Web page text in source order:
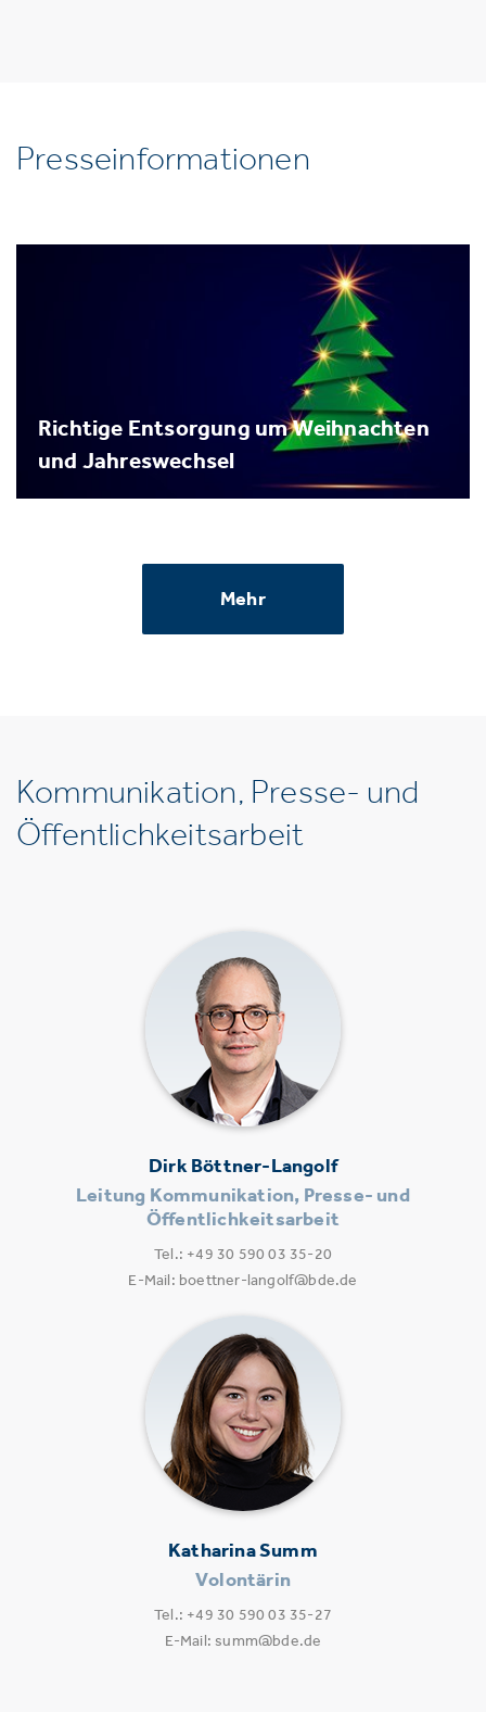
Presseinformationen
Richtige Entsorgung um Weihnachten
und Jahreswechsel
Mehr
Kommunikation, Presse- und
Öffentlichkeitsarbeit
Dirk Böttner-Langolf
Leitung Kommunikation, Presse- und
Öffentlichkeitsarbeit
Tel.: +49 30 590 03 35-20
E-Mail: boettner-langolf@bde.de
Katharina Summ
Volontärin
Tel.: +49 30 590 03 35-27
E-Mail: summ@bde.de